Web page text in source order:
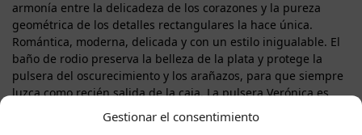
Gestionar el consentimiento
armonía entre la delicadeza de los corazones y la pureza
geométrica de los detalles rectangulares la hace única.
Romántica, moderna, delicada y con un estilo inigualable. El
baño de rodio preserva la belleza de la plata y protege la
pulsera del oscurecimiento y los arañazos, para que siempre
luzca como recién salida de la caja. La pulsera Verónica es
una expresión de ternura y clase impecable. Una opción ideal